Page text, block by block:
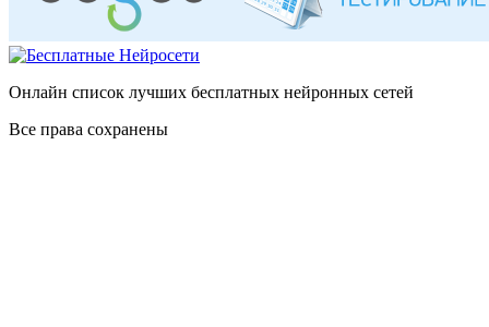
Онлайн список лучших бесплатных нейронных сетей
Все права сохранены